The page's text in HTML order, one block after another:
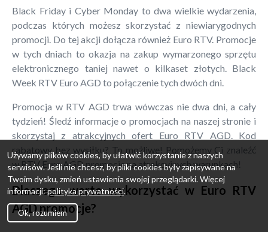
Black Friday i Cyber Monday to dwa wielkie wydarzenia,
podczas których możesz skorzystać z niewiarygodnych
promocji. Do tej akcji dołącza również Euro RTV. Promocje
w tych dniach to okazja na zakup wymarzonego sprzętu
elektronicznego taniej nawet o kilkaset złotych. Black
Week RTV Euro AGD to połączenie tych dwóch dni.
Promocja w RTV AGD trwa wówczas nie dwa dni, a cały
tydzień! Śledź informacje o promocjach na naszej stronie i
skorzystaj z atrakcyjnych ofert Euro RTV AGD. Kod
rabatowy bez wysiłku? To możliwe! Pomożemy Ci znaleźć
w RTV Euro AGD promocje na atrakcyjnych warunkach!
Dlaczego warto wykorzystać w Euro RTV
AGD promocje?
Używamy plików cookies, by ułatwić korzystanie z naszych
serwisów. Jeśli nie chcesz, by pliki cookies były zapisywane na
Twoim dysku, zmień ustawienia swojej przeglądarki. Więcej
informacji:polityka prywatności.
Ok, rozumiem